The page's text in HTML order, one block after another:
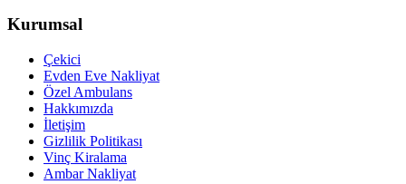
Kurumsal
Çekici
Evden Eve Nakliyat
Özel Ambulans
Hakkımızda
İletişim
Gizlilik Politikası
Vinç Kiralama
Ambar Nakliyat